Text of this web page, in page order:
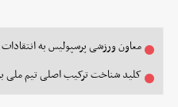
معاون ورزشی پرسپولیس به
کلید شناخت ترکیب اصلی تیم ملی